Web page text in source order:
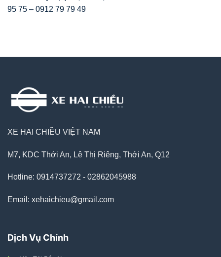
95 75 – 0912 79 79 49
XE HAI CHIỀU VIỆT NAM
M7, KDC Thới An, Lê Thị Riêng, Thới An, Q12
Hotline: 0914737272 - 02862045988
Email: xehaichieu@gmail.com
Dịch Vụ Chính